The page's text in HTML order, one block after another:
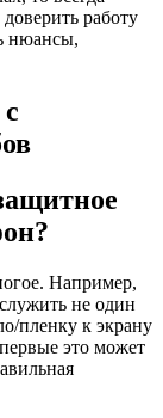
работу
нюансы,
Например,
не один
пленку к экрану
это может